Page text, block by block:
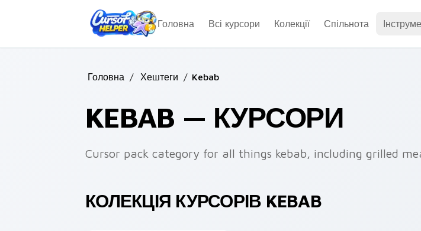
Головна
Всі курсори Колекції Спільнота
Головна / Хештеги / Kebab
KEBAB — КУРСОРИ
Cursor pack category for all things kebab, including grilled
КОЛЕКЦІЯ КУРСОРІВ KEBAB